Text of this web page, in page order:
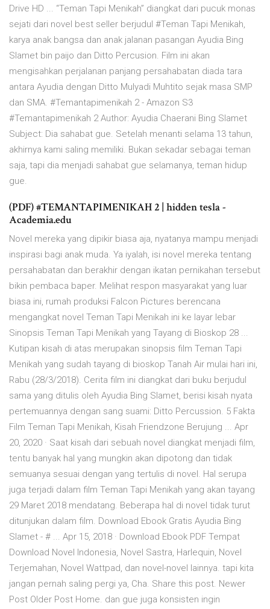
Drive HD ... “Teman Tapi Menikah” diangkat dari pucuk monas
sejati dari novel best seller berjudul #Teman Tapi Menikah,
karya anak bangsa dan anak jalanan pasangan Ayudia Bing
Slamet bin paijo dan Ditto Percusion. Film ini akan
mengisahkan perjalanan panjang persahabatan diada tara
antara Ayudia dengan Ditto Mulyadi Muhtito sejak masa SMP
dan SMA. #Temantapimenikah 2 - Amazon S3
#Temantapimenikah 2 Author: Ayudia Chaerani Bing Slamet
Subject: Dia sahabat gue. Setelah menanti selama 13 tahun,
akhirnya kami saling memiliki. Bukan sekadar sebagai teman
saja, tapi dia menjadi sahabat gue selamanya, teman hidup
gue.
(PDF) #TEMANTAPIMENIKAH 2 | hidden tesla -
Academia.edu
Novel mereka yang dipikir biasa aja, nyatanya mampu menjadi
inspirasi bagi anak muda. Ya iyalah, isi novel mereka tentang
persahabatan dan berakhir dengan ikatan pernikahan tersebut
bikin pembaca baper. Melihat respon masyarakat yang luar
biasa ini, rumah produksi Falcon Pictures berencana
mengangkat novel Teman Tapi Menikah ini ke layar lebar
Sinopsis Teman Tapi Menikah yang Tayang di Bioskop 28 ...
Kutipan kisah di atas merupakan sinopsis film Teman Tapi
Menikah yang sudah tayang di bioskop Tanah Air mulai hari ini,
Rabu (28/3/2018). Cerita film ini diangkat dari buku berjudul
sama yang ditulis oleh Ayudia Bing Slamet, berisi kisah nyata
pertemuannya dengan sang suami: Ditto Percussion. 5 Fakta
Film Teman Tapi Menikah, Kisah Friendzone Berujung ... Apr
20, 2020 · Saat kisah dari sebuah novel diangkat menjadi film,
tentu banyak hal yang mungkin akan dipotong dan tidak
semuanya sesuai dengan yang tertulis di novel. Hal serupa
juga terjadi dalam film Teman Tapi Menikah yang akan tayang
29 Maret 2018 mendatang. Beberapa hal di novel tidak turut
ditunjukan dalam film. Download Ebook Gratis Ayudia Bing
Slamet - # ... Apr 15, 2018 · Download Ebook PDF Tempat
Download Novel Indonesia, Novel Sastra, Harlequin, Novel
Terjemahan, Novel Wattpad, dan novel-novel lainnya. tapi kita
jangan pernah saling pergi ya, Cha. Share this post. Newer
Post Older Post Home. dan gue juga konsisten ingin